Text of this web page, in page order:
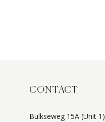
CONTACT
Bulkseweg 15A (Unit 1)